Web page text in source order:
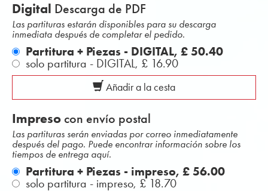
Digital Descarga de PDF
Las partituras estarán disponibles para su descarga
inmediata después de completar el pedido.
Partitura + Piezas - DIGITAL, £ 50.40
solo partitura - DIGITAL, £ 16.90
Añadir a la cesta
Impreso con envío postal
Las partituras serán enviadas por correo inmediatamente
después del pago. Puede encontrar información sobre los
tiempos de entrega aquí.
Partitura + Piezas - impreso, £ 56.00
solo partitura - impreso, £ 18.70